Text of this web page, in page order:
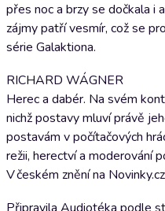
přes noc a brzy se dočkala i
zájmy patří vesmír, což se
série Galaktiona.
RICHARD WÁGNER
Herec a dabér. Na svém
nichž postavy mluví právě
postavám v počítačových
režii, herectví a moderování
V českém znění na